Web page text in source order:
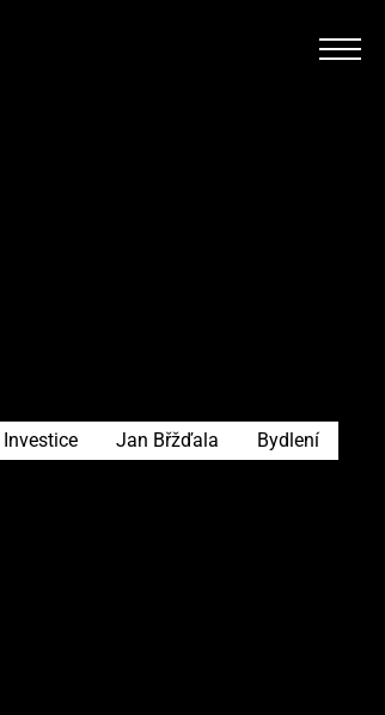
Investice Jan Břžďala
Bydlení